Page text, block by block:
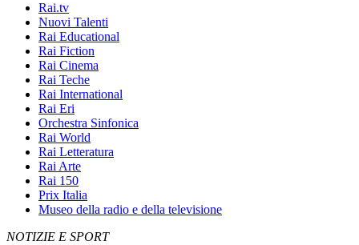
Rai.tv
Nuovi Talenti
Rai Educational
Rai Fiction
Rai Cinema
Rai Teche
Rai International
Rai Eri
Orchestra Sinfonica
Rai World
Rai Letteratura
Rai Arte
Rai 150
Prix Italia
Museo della radio e della televisione
NOTIZIE E SPORT